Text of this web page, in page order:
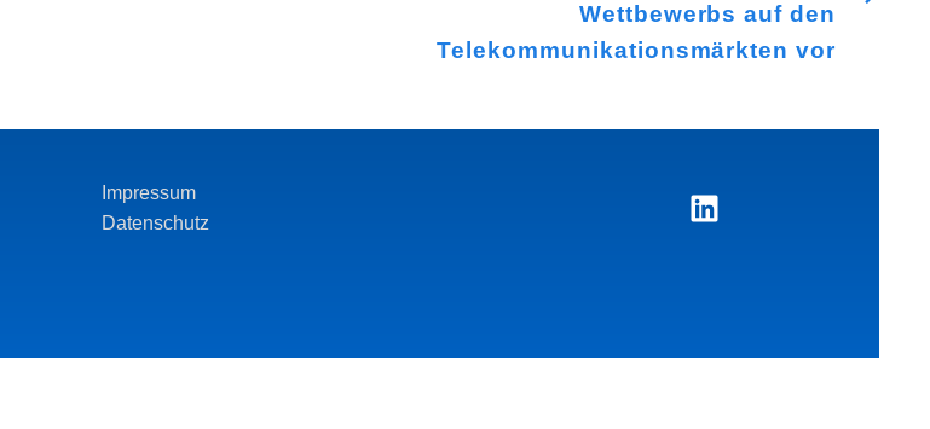
Wettbewerbs auf den
Telekommunikationsmärkten vor
Impressum
Datenschutz